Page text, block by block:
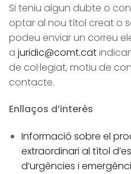
Si teniu algun dubte o
optar al nou títol creat o
podeu enviar un correu
a juridic@comt.cat
de col·legiat, motiu de
contacte.
Enllaços d’interès
Informació sobre el
extraordinari al títol
d’urgències i